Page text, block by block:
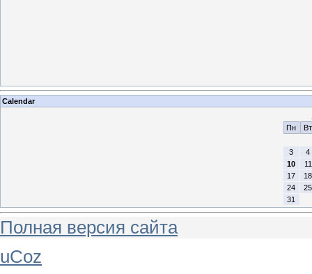
Calendar
Пн
Вт
3
4
10
11
17
18
24
25
31
Полная версия сайта
uCoz